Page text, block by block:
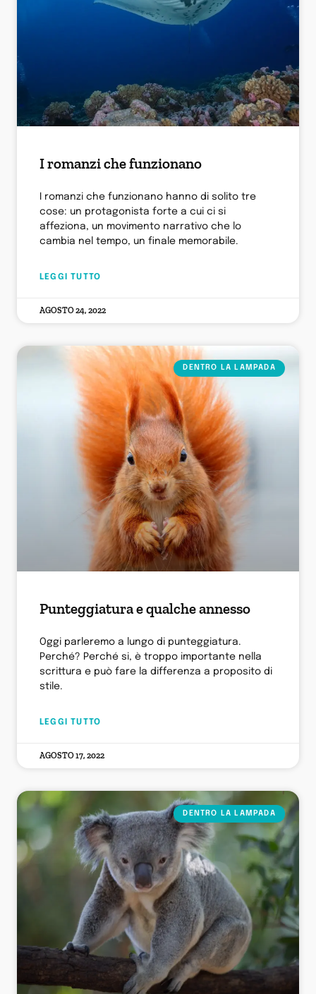
I romanzi che funzionano
I romanzi che funzionano hanno di solito tre
cose: un protagonista forte a cui ci si
affeziona, un movimento narrativo che lo
cambia nel tempo, un finale memorabile.
LEGGI TUTTO
AGOSTO 24, 2022
DENTRO LA LAMPADA
Punteggiatura e qualche annesso
Oggi parleremo a lungo di punteggiatura.
Perché? Perché si, è troppo importante nella
scrittura e può fare la differenza a proposito di
stile.
LEGGI TUTTO
AGOSTO 17, 2022
DENTRO LA LAMPADA